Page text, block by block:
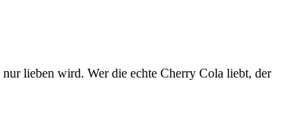
lieben wird. Wer die echte Cherry Cola liebt, der